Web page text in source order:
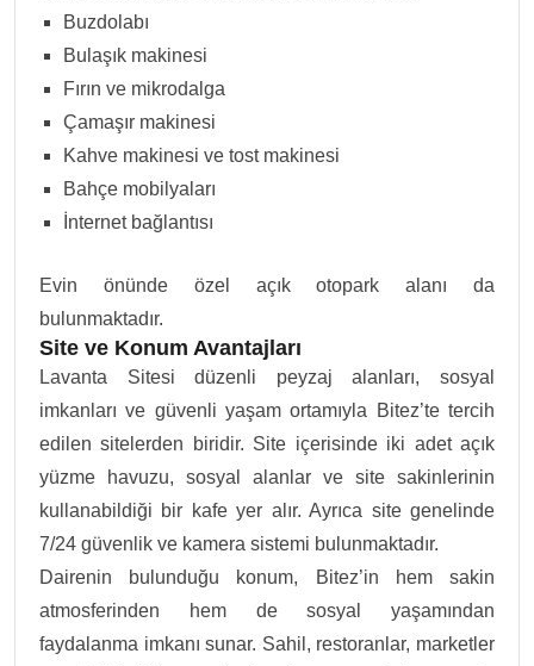
Buzdolabı
Bulaşık makinesi
Fırın ve mikrodalga
Çamaşır makinesi
Kahve makinesi ve tost makinesi
Bahçe mobilyaları
İnternet bağlantısı
Evin önünde özel açık otopark alanı da
bulunmaktadır.
Site ve Konum Avantajları
Lavanta Sitesi düzenli peyzaj alanları, sosyal
imkanları ve güvenli yaşam ortamıyla Bitez’te tercih
edilen sitelerden biridir. Site içerisinde iki adet açık
yüzme havuzu, sosyal alanlar ve site sakinlerinin
kullanabildiği bir kafe yer alır. Ayrıca site genelinde
7/24 güvenlik ve kamera sistemi bulunmaktadır.
Dairenin bulunduğu konum, Bitez’in hem sakin
atmosferinden hem de sosyal yaşamından
faydalanma imkanı sunar. Sahil, restoranlar, marketler